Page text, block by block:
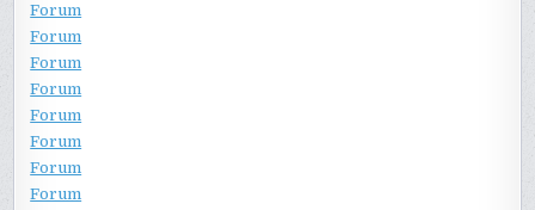
Forum
Forum
Forum
Forum
Forum
Forum
Forum
Forum